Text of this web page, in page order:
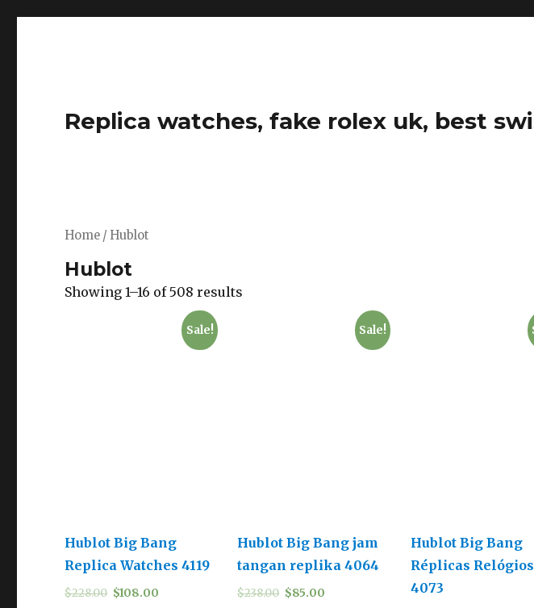
Replica watches, fake rolex uk, best
Home / Hublot
Hublot
Showing 1–16 of 508 results
Sale!
Hublot Big Bang
Replica Watches 4119
$228.00 $108.00
Sale!
Hublot Big Bang jam
tangan replika 4064
$238.00 $85.00
Hublot Big Bang
Réplicas Relógios
4073